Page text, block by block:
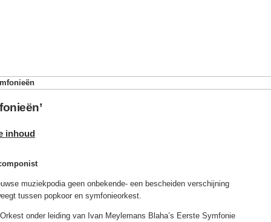
inhoud
muziekpodia geen onbekende- een bescheiden verschijning
tussen popkoor en symfonieorkest.
onder leiding van Ivan Meylemans Blaha’s Eerste Symfonie